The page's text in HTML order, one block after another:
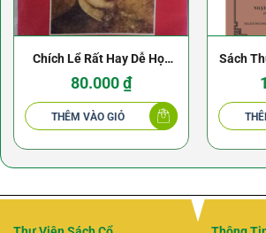
Chích Lể Rất Hay Dễ Học
Dễ Làm – Lương y Nguyễn
Oắng
80.000₫
THÊM VÀO GIỎ
Sách